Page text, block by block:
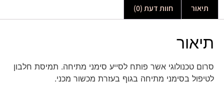
תיאור חוות דעת (0)
תיאור
סרום טכנולוגי אשר פותח לסייע סימני מתיחה. תמיסת חלבון
לטיפול בסימני מתיחה בגוף בעזרת מכשור מכני.